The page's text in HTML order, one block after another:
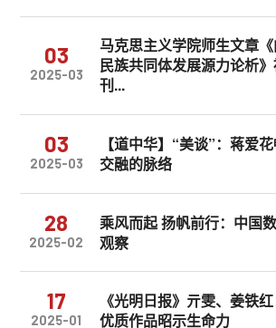
03
2025-03
马克思主义学院师生文章
民族共同体发展源力论析
刊...
03
2025-03
【道中华】“美谈”：蒋爱
交融的脉络
28
2025-02
乘风而起 扬帆前行：中国
观察
17
2025-01
《光明日报》亓雯、姜铁
优质作品昭示生命力